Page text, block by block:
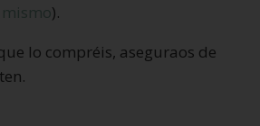
).
lo compréis, aseguraos de